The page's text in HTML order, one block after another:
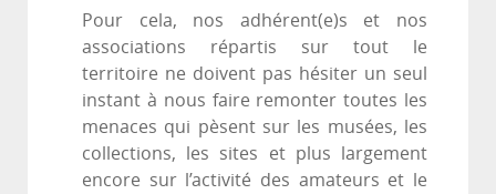
Pour cela, nos adhérent(e)s et nos
associations répartis sur tout le
territoire ne doivent pas hésiter un seul
instant à nous faire remonter toutes les
menaces qui pèsent sur les musées, les
collections, les sites et plus largement
encore sur l’activité des amateurs et le